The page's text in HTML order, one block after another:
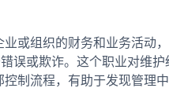
或组织的财务和业务活动
误或欺诈。这个职业对维
制流程，有助于发现管理